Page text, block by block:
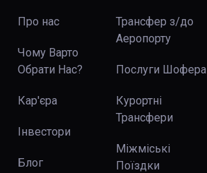
Про нас
Чому Варто
Обрати Нас?
Кар'єра
Інвестори
Блог
Трансфер з/до
Аеропорту
Послуги Шофера
Курортні
Трансфери
Міжміські
Поїздки